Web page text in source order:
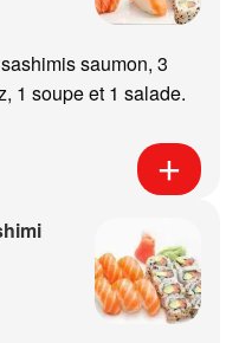
saumon, 3
1 soupe et 1 salade.